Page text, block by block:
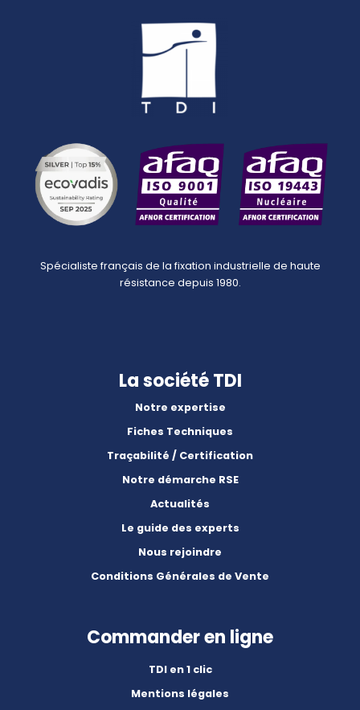
Spécialiste français de la fixation industrielle de haute
résistance depuis 1980.
La société TDI
Notre expertise
Fiches Techniques
Traçabilité / Certification
Notre démarche RSE
Actualités
Le guide des experts
Nous rejoindre
Conditions Générales de Vente
Commander en ligne
TDI en 1 clic
Mentions légales